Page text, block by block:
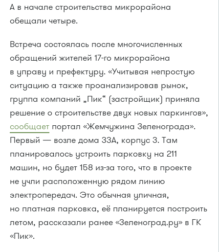
А в начале строительства микрорайона
обещали четыре.
Встреча состоялась после многочисленных
обращений жителей 17-го микрорайона
в управу и префектуру. «Учитывая непростую
ситуацию а также проанализировав рынок,
группа компаний „Пик“ (застройщик) приняла
решение о строительстве двух новых паркингов»,
сообщает портал «Жемчужина Зеленограда».
Первый — возле дома 33А, корпус 3. Там
планировалось устроить парковку на 211
машин, но будет 158 из-за того, что в проекте
не учли расположенную рядом линию
электропередач. Это обычная уличная,
но платная парковка, её планируется построить
летом, рассказали ранее «Зеленоград.ру» в ГК
«Пик».